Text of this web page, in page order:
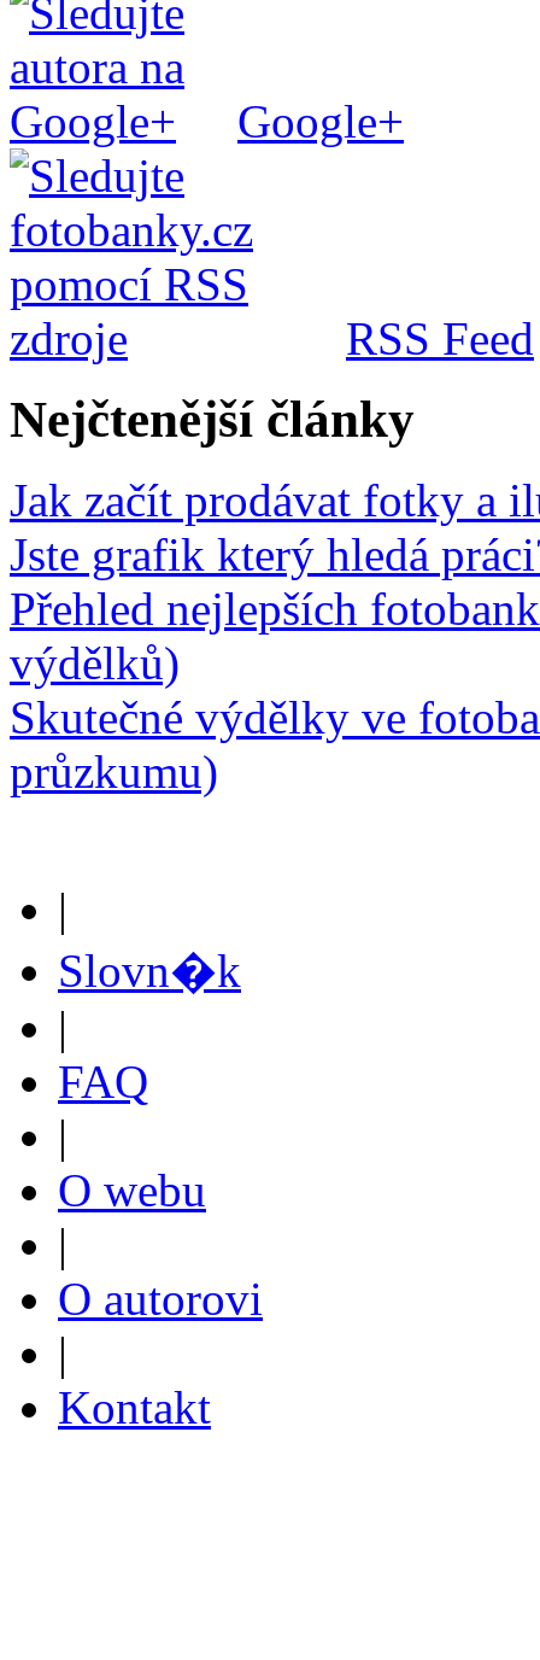
Google+
RSS Feed
Nejčtenější články
Jak začít prodávat fotky a
Jste grafik který hledá
Přehled nejlepších
výdělků)
Skutečné výdělky ve
průzkumu)
|
Slovn�k
|
FAQ
|
O webu
|
O autorovi
|
Kontakt